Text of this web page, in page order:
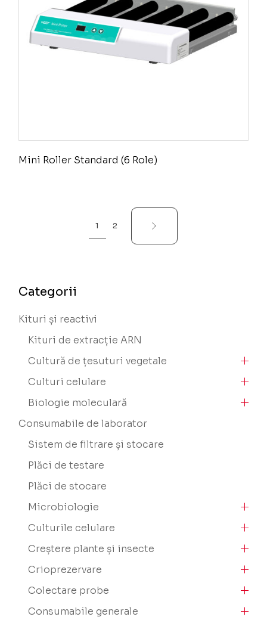
Mini Roller Standard (6 Role)
1 2
Categorii
Kituri și reactivi
Kituri de extracție ARN
Cultură de țesuturi vegetale
Culturi celulare
Biologie moleculară
Consumabile de laborator
Sistem de filtrare și stocare
Plăci de testare
Plăci de stocare
Microbiologie
Culturile celulare
Creștere plante și insecte
Crioprezervare
Colectare probe
Consumabile generale